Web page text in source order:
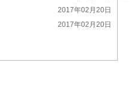
2017年02月20日
2017年02月20日